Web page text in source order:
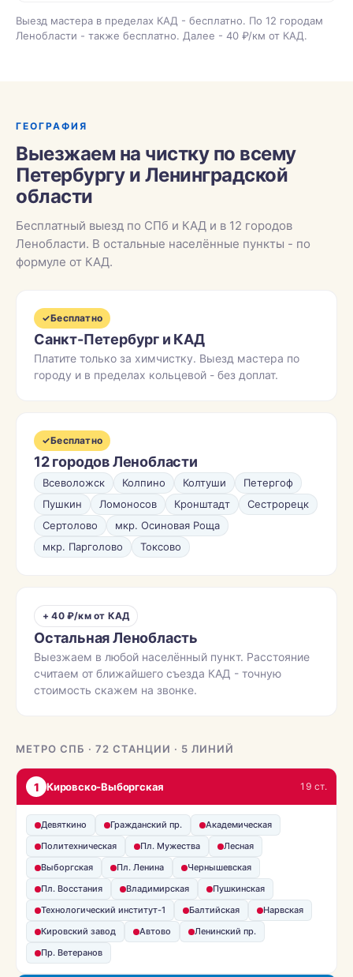
Выезд мастера в пределах КАД - бесплатно. По 12 городам
Ленобласти - также бесплатно. Далее - 40 ₽/км от КАД.
ГЕОГРАФИЯ
Выезжаем на чистку по всему
Петербургу и Ленинградской
области
Бесплатный выезд по СПб и КАД и в 12 городов
Ленобласти. В остальные населённые пункты - по
формуле от КАД.
✓Бесплатно
Санкт-Петербург и КАД
Платите только за химчистку. Выезд мастера по
городу и в пределах кольцевой - без доплат.
✓Бесплатно
12 городов Ленобласти
Всеволожск Колпино Колтуши
Петергоф
Пушкин
Ломоносов Кронштадт
Сестрорецк
Сертолово
мкр. Осиновая Роща
мкр. Парголово
Токсово
+ 40 ₽/км от КАД
Остальная Ленобласть
Выезжаем в любой населённый пункт. Расстояние
считаем от ближайшего съезда КАД - точную
стоимость скажем на звонке.
МЕТРО СПБ · 72 СТАНЦИИ · 5 ЛИНИЙ
1 Кировско-Выборгская 19 ст.
Девяткино Гражданский пр.
Академическая
Политехническая
Пл. Мужества
Лесная
Выборгская
Пл. Ленина
Чернышевская
Пл. Восстания
Владимирская
Пушкинская
Технологический институт-1
Балтийская
Нарвская
Кировский завод
Автово
Ленинский пр.
Пр. Ветеранов